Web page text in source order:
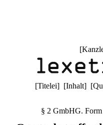
[
[Titelei] [Inhalt] [
§ 2 GmbHG. Form